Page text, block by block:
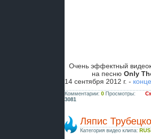
Очень эффектный
на песню Only
14 сентября 2012 г. -
Комментарии: 0 Просмотры:
3081
Ляпис
Категория видео клипа: RUS